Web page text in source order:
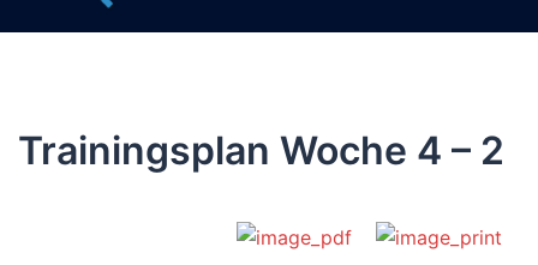
Trainingsplan Woche 4 – 2